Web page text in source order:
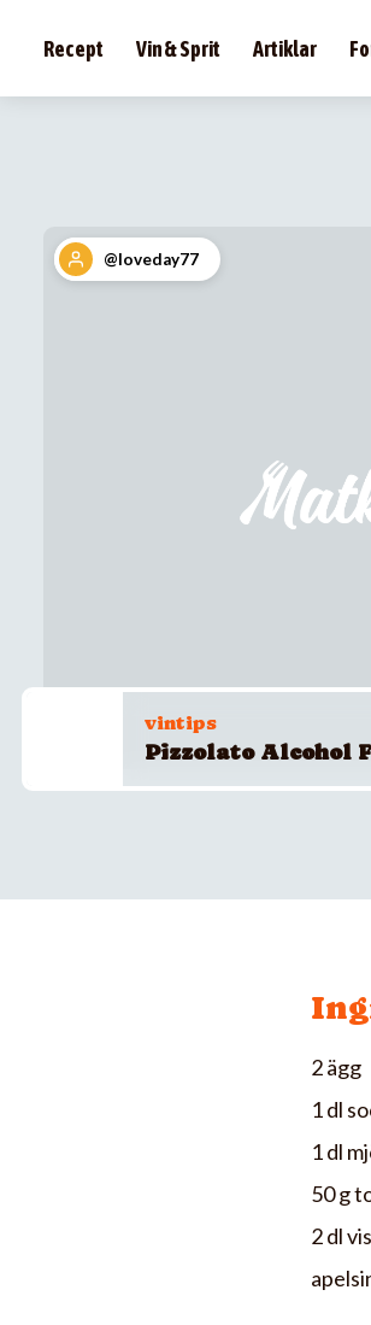
Recept Vin & Sprit Artiklar
@loveday77
vintips
Pizzolato Alcohol
2 ägg
1 dl
1 dl
50 g
2 dl